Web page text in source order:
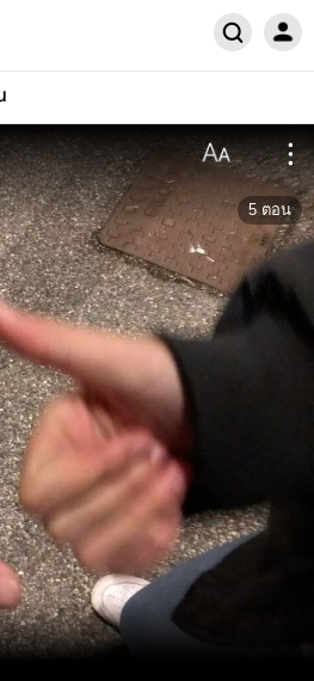
5 ตอน